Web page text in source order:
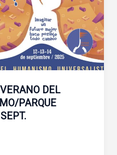
DEL
PARQUE